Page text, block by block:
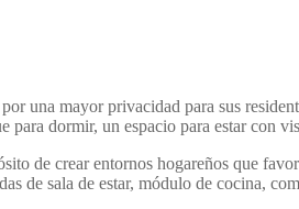
una mayor privacidad para sus
para dormir, un espacio para estar con
de crear entornos hogareños que
de sala de estar, módulo de cocina,